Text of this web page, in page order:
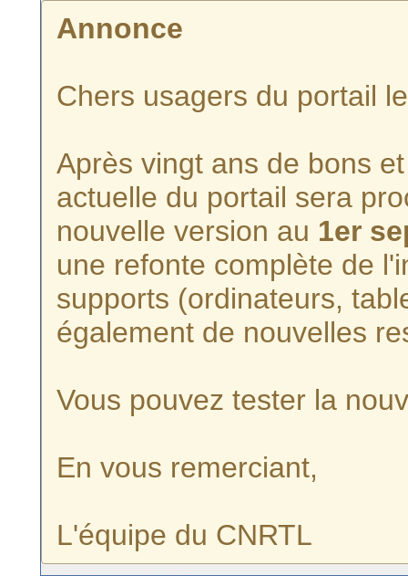
Annonce
Chers usagers du portail
Après vingt ans de bons
actuelle du portail sera
nouvelle version au 1er
une refonte complète de
supports (ordinateurs,
également de nouvelles
Vous pouvez tester la
En vous remerciant,
L'équipe du CNRTL